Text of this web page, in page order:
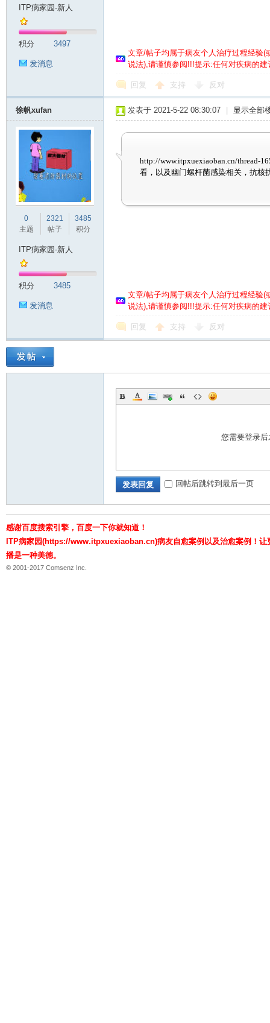
ITP病家园-新人
积分 3497
发消息
文章/帖子均属于病友个人治疗过程经验(
说法),请谨慎参阅!!!提示:任何对疾病的
回复 支持 反对
徐帆xufan
0
主题
2321
帖子
3485
积分
ITP病家园-新人
积分 3485
发消息
发表于 2021-5-22 08:30:07 显示全部
http://www.itpxuexiaoban.cn/thread-
看，以及幽门螺杆菌感染相关，抗核
文章/帖子均属于病友个人治疗过程经验(
说法),请谨慎参阅!!!提示:任何对疾病的
回复 支持 反对
您需要登录
发表回复 回帖后跳转到最后一页
感谢百度搜索引擎，百度一下你就知道！
ITP病家园(https://www.itpxuexiaoban.cn)病友自愈案例以及治愈案例！让
播是一种美德。
© 2001-2017 Comsenz Inc.